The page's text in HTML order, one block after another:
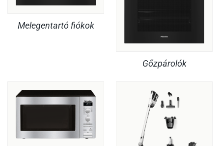
Melegentartó fiókok
Gőzpárolók